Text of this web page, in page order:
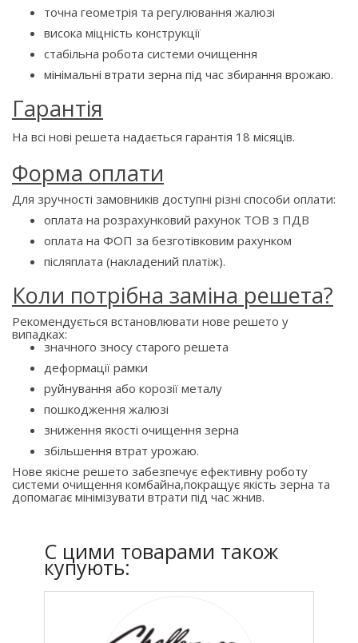
точна геометрія та регулювання жалюзі
висока міцність конструкції
стабільна робота системи очищення
мінімальні втрати зерна під час збирання врожаю.
Гарантія
На всі нові решета надається гарантія 18 місяців.
Форма оплати
Для зручності замовників доступні різні способи оплати:
оплата на розрахунковий рахунок ТОВ з ПДВ
оплата на ФОП за безготівковим рахунком
післяплата (накладений платіж).
Коли потрібна заміна решета?
Рекомендується встановлювати нове решето у
випадках:
значного зносу старого решета
деформації рамки
руйнування або корозії металу
пошкодження жалюзі
зниження якості очищення зерна
збільшення втрат урожаю.
Нове якісне решето забезпечує ефективну роботу
системи очищення комбайна,покращує якість зерна та
допомагає мінімізувати втрати під час жнив.
C цими товарами також
купують: